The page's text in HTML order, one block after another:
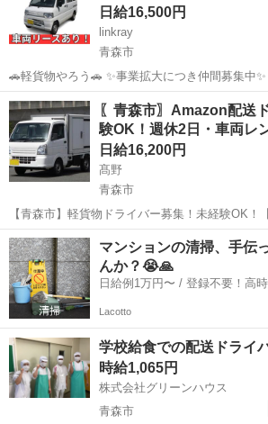
日給16,500円
linkray
青森市
🚗軽貨物やろう🚗 ✨事業拡大につき仲間募集中✨ ✨必要なのは免許と
スマートフォンとやる気だけ✨ ✨軽くて小さい荷物がメインだから体
に優しい😂 ✨幅広い年齢の方、男女問わず活躍
験者、初心...
青森 青森市 ドライバー
〖青森市〗Amazon配送
験OK！週休2日・車両レ
日給16,200円
髙野
青森市
【青森市】軽貨物ドライバー募集！未経験OK！
でプライベートも充実☆ 「普通免許」さえあればOK！大手企業との
契約で【安定した配送】をお約束。軽くて小さ
体力に自信がない方や女性も活...
青森 青森市 ドライバー Amazon
マンションの清掃、手伝
んか？😭🙏
日給例1万円〜 / 登録不
Lacotto
学校給食での配送ドライ
時給1,065円
株式会社グリーンハウス
青森市